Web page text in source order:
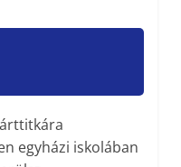
egyházi iskolában